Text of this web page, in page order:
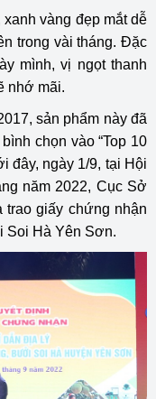
vàng đẹp mắt dễ
trong vài tháng. Đặc
mình, vị ngọt thanh
nhớ mãi.
sản phẩm này đã
chọn vào “Top 10
đây, ngày 1/9, tại Hội
năm 2022, Cục Sở
trao giấy chứng nhận
Soi Hà Yên Sơn.